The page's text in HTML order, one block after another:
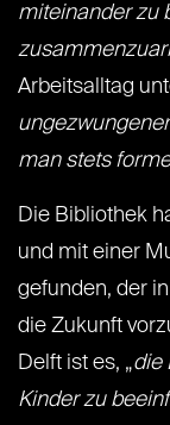
miteinander zu
Arbeitsalltag
man stets
Die Bibliothek
und mit einer
gefunden, der
die Zukunft
Delft ist es, „die
Kinder zu